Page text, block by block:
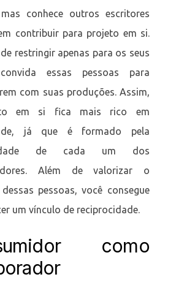
mas conhece outros escritores
contribuir para projeto em si.
restringir apenas para os seus
essas pessoas para
com suas produções. Assim,
em si fica mais rico em
já que é formado pela
de cada um dos
Além de valorizar o
pessoas, você consegue
um vínculo de reciprocidade.
como